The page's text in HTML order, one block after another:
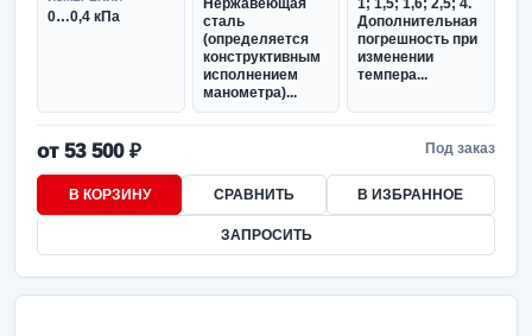
0…0,4 кПа
Нержавеющая
сталь
(определяется
конструктивным
исполнением
манометра)...
1; 1,5; 1,6; 2,5; 4.
Дополнительная
погрешность при
изменении
темпера...
от 53 500 ₽ Под заказ
В КОРЗИНУ СРАВНИТЬ В ИЗБРАННОЕ
ЗАПРОСИТЬ